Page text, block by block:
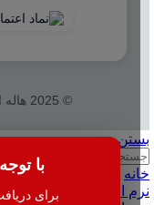
با
برای
© 2025 هاله افزار - کلیه حقوق محفوظ است.
بستن
خانه
نرم افزار